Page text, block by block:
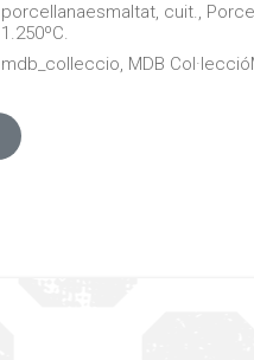
porcellanaesmaltat, cuit.,
1.250ºC.
mdb_colleccio, MDB